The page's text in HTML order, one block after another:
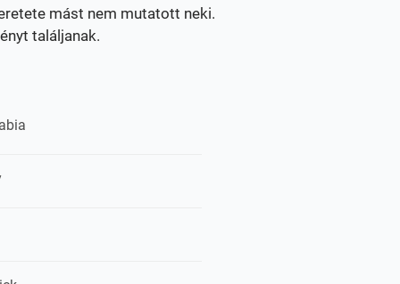
mást nem mutatott neki.
találjanak.